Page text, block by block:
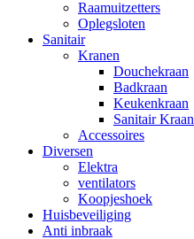
Raamuitzetters
Oplegsloten
Sanitair
Kranen
Douchekraan
Badkraan
Keukenkraan
Sanitair Kraan
Accessoires
Diversen
Elektra
ventilators
Koopjeshoek
Huisbeveiliging
Anti inbraak